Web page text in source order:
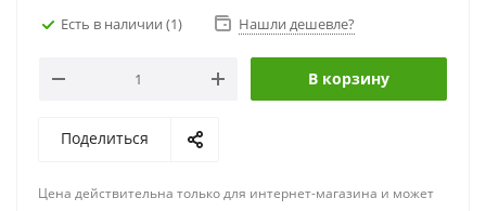
Есть в наличии (1) Нашли дешевле?
В корзину
Поделиться
Цена действительна только для интернет-магазина и может